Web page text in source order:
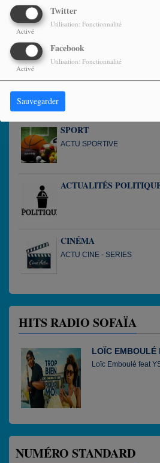
Twitter
Activé
Utilisation: Fonctionnalité
Facebook
Activé
Utilisation: Fonctionnalité
Sauvegarder
MÉTÉO
SPORT
ACTU SPORTIVE
ACTUALITÉS
CINÉMA
ACTU CINE - SERIES
HITS RADIO SOFAÏA
LOÏC EMBOULÉ
POUR MOI
Loïc Emboulé feat
JESSYE
Jessye Belleval -
TE AMO -
ZERO FAUTE
OSWALD -
EMILE
JIM RAMA X
RACHELLE
NYET
JIMMY
CARLO VIEUX –
NUMÉRO STANDARD